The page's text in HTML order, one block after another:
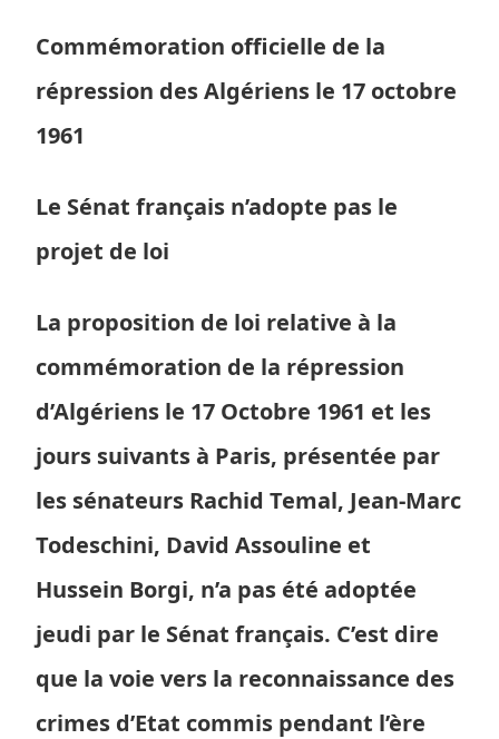
Commémoration officielle de la
répression des Algériens le 17 octobre
1961
Le Sénat français n’adopte pas le
projet de loi
La proposition de loi relative à la
commémoration de la répression
d’Algériens le 17 Octobre 1961 et les
jours suivants à Paris, présentée par
les sénateurs Rachid Temal, Jean-Marc
Todeschini, David Assouline et
Hussein Borgi, n’a pas été adoptée
jeudi par le Sénat français. C’est dire
que la voie vers la reconnaissance des
crimes d’Etat commis pendant l’ère